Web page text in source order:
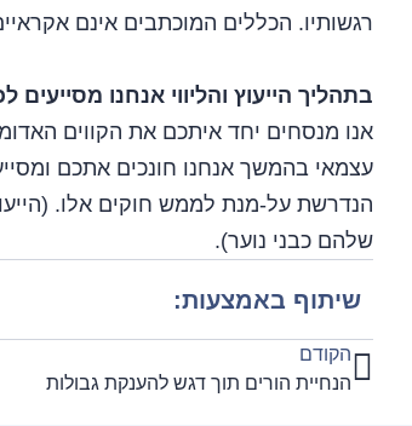
רגשותיו. הכללים המוכתבים אינם
בתהליך הייעוץ והליווי אנחנו
אנו מנסחים יחד איתכם את הקווים
עצמאי בהמשך אנחנו חונכים אתכם
הנדרשת על-מנת לממש חוקים אלו.
שלהם כבני נוער).
שיתוף באמצעות:
הקודם
הנחיית הורים תוך דגש להענקת גבולות